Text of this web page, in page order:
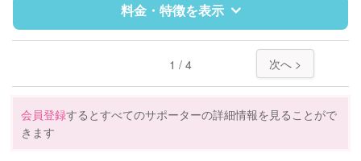
料金・特徴を表示
サポートの特徴
資格
1 / 4 次へ >
会員登録するとすべてのサポーターの詳細情報を見ることがで
きます